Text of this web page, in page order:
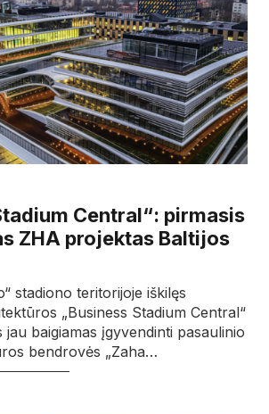
Central“: pirmasis
ZHA projektas Baltijos
stadiono teritorijoje iškilęs
„Business Stadium Central“
jau baigiamas įgyvendinti pasaulinio
bendrovės „Zaha…